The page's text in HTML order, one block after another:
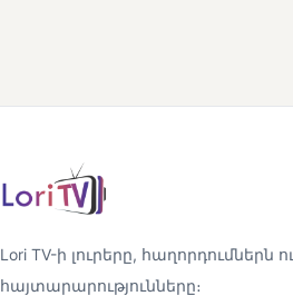
Lori TV-ի լուրերը, հաղորդումներն ու
հայտարարությունները։